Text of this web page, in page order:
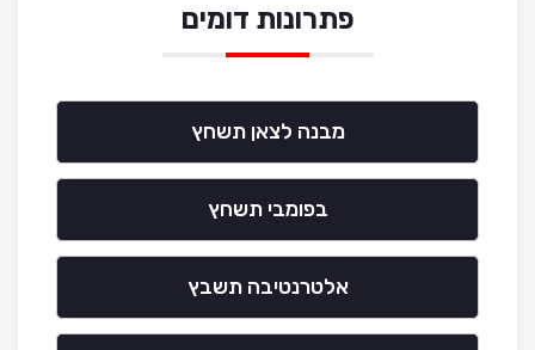
פתרונות דומים
מבנה לצאן תשחץ
בפומבי תשחץ
אלטרנטיבה תשבץ